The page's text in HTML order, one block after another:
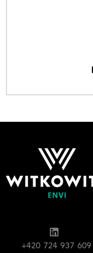
+420 724 937 609